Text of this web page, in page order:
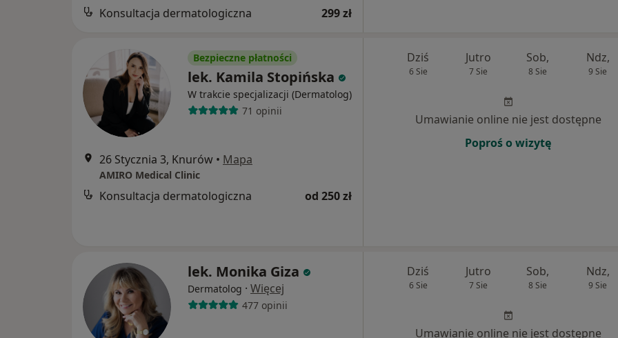
Konsultacja dermatologiczna 299 zł
Bezpieczne płatności
lek. Kamila Stopińska
W trakcie specjalizacji (Dermatolog)
71 opinii
26 Stycznia 3, Knurów • Mapa
AMIRO Medical Clinic
Konsultacja dermatologiczna od 250 zł
Dziś
6 Sie
Jutro
7 Sie
Sob,
8 Sie
Ndz,
9 Sie
Umawianie online nie jest dostępne
Poproś o wizytę
lek. Monika Giza
Dermatolog · Więcej
477 opinii
Dziś
6 Sie
Jutro
7 Sie
Sob,
8 Sie
Ndz,
9 Sie
Umawianie online nie jest dostępne